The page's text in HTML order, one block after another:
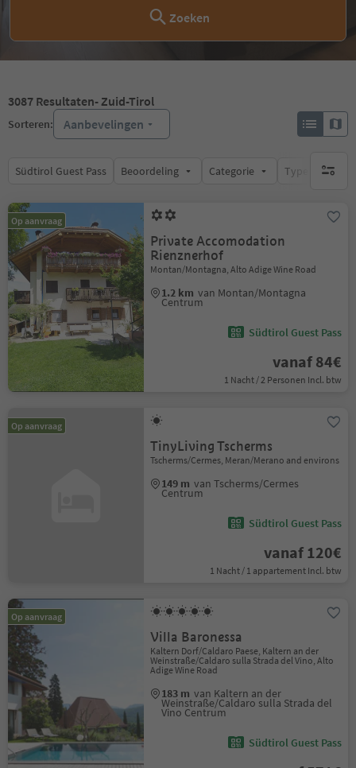
Zoeken
3087 Resultaten- Zuid-Tirol
Sorteren: Aanbevelingen
Südtirol Guest Pass Beoordeling Categorie Type catering
geen
Op aanvraag
Private Accomodation
Rienznerhof
Montan/Montagna, Alto Adige Wine Road
1.2 km van Montan/Montagna
Centrum
Südtirol Guest Pass
vanaf 84€
1 Nacht / 2 Personen Incl. btw
Op aanvraag
TinyLiving Tscherms
Tscherms/Cermes, Meran/Merano and environs
149 m van Tscherms/Cermes
Centrum
Südtirol Guest Pass
vanaf 120€
1 Nacht / 1 appartement Incl. btw
Op aanvraag
Villa Baronessa
Kaltern Dorf/Caldaro Paese, Kaltern an der
Weinstraße/Caldaro sulla Strada del Vino, Alto
Adige Wine Road
183 m van Kaltern an der
Weinstraße/Caldaro sulla Strada del
Vino Centrum
Südtirol Guest Pass